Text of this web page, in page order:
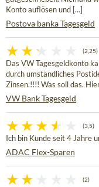
Konto auflösen und [...]
Postova banka Tagesgeld
(2,25)
Das VW Tagesgeldkonto
durch umständliches
Zinsen.!!!! Was soll das.
VW Bank Tagesgeld
(3,5)
Ich bin Kunde seit 4 Jahre
ADAC Flex-Sparen
(2)